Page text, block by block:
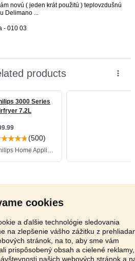
cookies
a ďalšie technológie sledovania
na zlepšenie vášho zážitku z
stránok, na to, aby sme vám
prispôsobený obsah a cielené
našich webových stránok a
novú ( jeden krát použitú ) teplovzdušnú
Delimano ...
- 010 03
,Reklama,Podmienky
výrazy
,Poľsko,Rakúsko